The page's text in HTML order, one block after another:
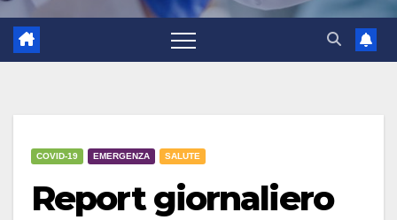
COVID-19 EMERGENZA SALUTE
Report giornaliero